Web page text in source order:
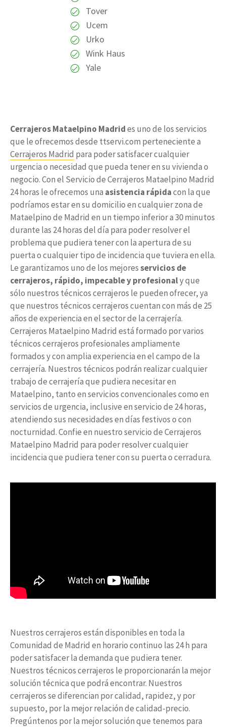
Tover
Ucem
Urko
Wink Haus
Yale
Cerrajeros Mataelpino Madrides uno de los servicios
que le ofrecemos desde ttservi.com perteneciente a
Cerrajeros Madrid para poder satisfacer cualquier
urgencia o necesidad que pueda tener en su vivienda o
negocio. Con el Servicio de Cerrajeros Mataelpino Madrid
24 horas le ofrecemos una asistencia rápidacon la que
podríamos estar en su domicilio en cualquier zona de
Mataelpino de Madrid en un tiempo inferior a 30 minutos
durante las 24 horas del día para poder resolver el
problema que pudiera tener con la apertura de su
puerta o cualquier tipo de incidencia que tuviera en ella.
Le garantizamos uno de los mejoresservicios de
cerrajeros, rápido, impecable y profesionaly que
sólo nuestros técnicos cerrajeros le pueden ofrecer, ya
que nuestros técnicos cerrajeros cuentan con más de 25
años de experiencia en el sector de la cerrajería.
Cerrajeros Mataelpino Madrid está formado por varios
técnicos cerrajeros profesionales ampliamente
formados y con amplia experiencia en el campo de la
cerrajería. Nuestros técnicos podrán realizar cualquier
trabajo de cerrajería que pudiera necesitar en
Mataelpino, tanto en servicios convencionales como en
servicios de urgencia, inclusive en servicio de 24 horas,
atendiendo sus necesidades en días festivos o con
nocturnidad. Confie en nuestro servicio de Cerrajeros
Mataelpino Madrid para poder resolver cualquier
incidencia que pudiera tener con su puerta o cerradura.
Nuestros cerrajeros están disponibles en toda la
Comunidad de Madrid en horario continuo las 24 h para
poder satisfacer la demanda que pudiera tener.
Nuestros técnicos cerrajeros le proporcionarán la mejor
solución técnica que podrá encontrar. Nuestros
cerrajeros se diferencian por calidad, rapidez, y por
supuesto, por la mejor relación de calidad-precio.
Pregúntenos por la mejor solución que tenemos para